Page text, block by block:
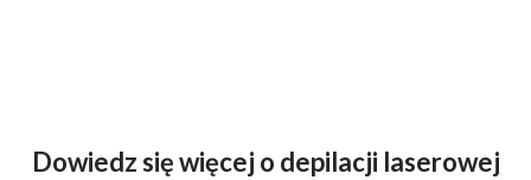
Dowiedz się więcej o depilacji laserowej